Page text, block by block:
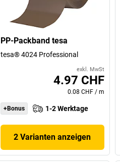
PP-Packband tesa
tesa® 4024 Professional
exkl. MwSt
4.97 CHF
0.08 CHF / m
+Bonus 1-2 Werktage
2 Varianten anzeigen